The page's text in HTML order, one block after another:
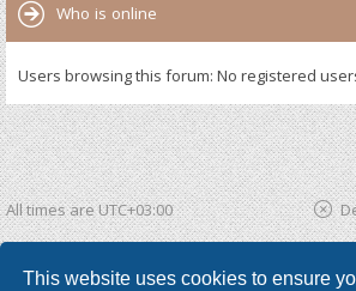
This website uses cookies to ensure
Who is online
Users browsing this forum: No registered
All times areUTC+03:00